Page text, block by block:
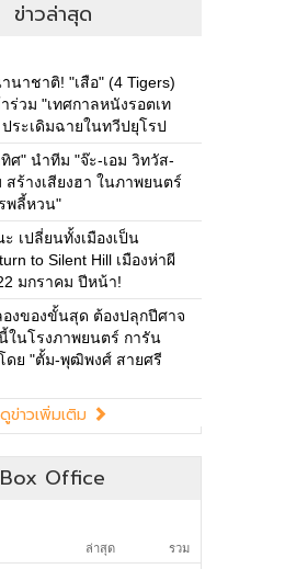
Box Office
ล่าสุด รวม